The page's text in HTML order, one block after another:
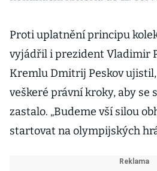
Proti uplatnění principu
vyjádřil i prezident Vladimir
Kremlu Dmitrij Peskov
veškeré právní kroky, aby se
zastalo. „Budeme vší silou
startovat na olympijských